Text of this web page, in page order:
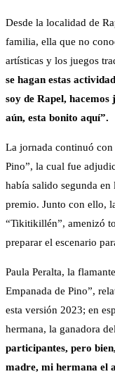
Desde la localidad de
familia, ella que no
artísticas y los juegos
se hagan estas
soy de Rapel, hacemos
aún, esta bonito aquí”.
La jornada continuó
Pino”, la cual fue
había salido segunda
premio. Junto con ello,
“Tikitikillén”, amenizó
preparar el escenario
Paula Peralta, la
Empanada de Pino”,
esta versión 2023; en
hermana, la ganadora
participantes, pero
madre, mi hermana el